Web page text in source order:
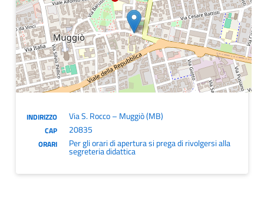
INDIRIZZO Via S. Rocco – Muggiò (MB)
CAP 20835
ORARI Per gli orari di apertura si prega di rivolgersi alla
segreteria didattica